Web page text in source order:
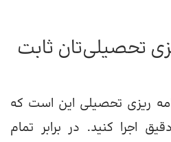
تحصیلی‌تان ثابت
ریزی تحصیلی این است که
اجرا کنید. در برابر تمام